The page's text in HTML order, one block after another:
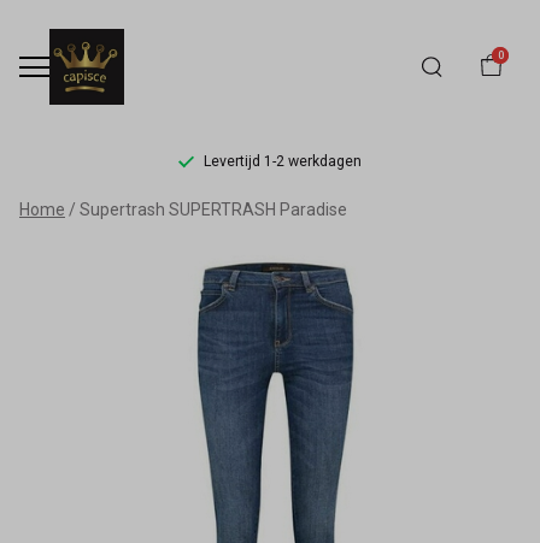
0
Levertijd 1-2 werkdagen
SUPERTRASH
Home Supertrash SUPERTRASH Paradise